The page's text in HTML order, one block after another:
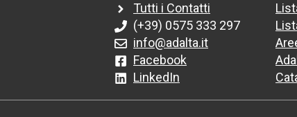
Tutti i Contatti
(+39) 0575 333 297
info@adalta.it
Facebook
LinkedIn